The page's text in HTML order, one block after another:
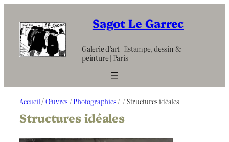
contenu
Sagot Le Garrec
Galerie d’art | Estampe, dessin &
peinture | Paris
Accueil /Œuvres /Photographies / / Structures idéales
Structures idéales